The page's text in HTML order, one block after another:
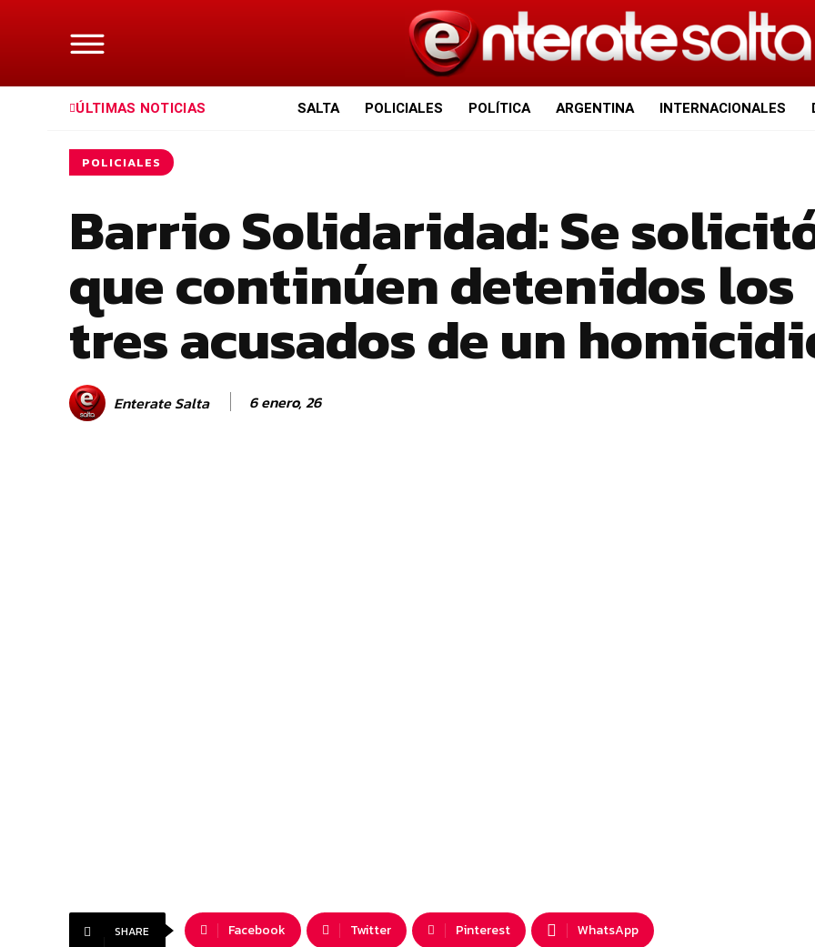
ÚLTIMAS NOTICIAS SALTA POLICIALES POLÍTICA ARGENTINA INTERNACIONALES
POLICIALES
Barrio Solidaridad: Se
que continúen detenidos los
tres acusados de un
Enterate Salta 6 enero, 26
SHARE Facebook Twitter Pinterest WhatsApp